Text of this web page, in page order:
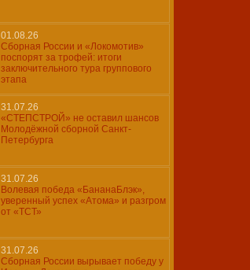
01.08.26
Сборная России и «Локомотив»
поспорят за трофей: итоги
заключительного тура группового
этапа
31.07.26
«СТЕПСТРОЙ» не оставил шансов
Молодёжной сборной Санкт-
Петербурга
31.07.26
Волевая победа «БананаБлэк»,
уверенный успех «Атома» и разгром
от «ТСТ»
31.07.26
Сборная России вырывает победу у